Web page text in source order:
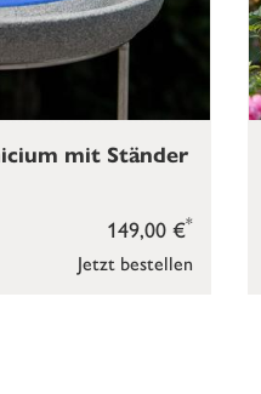
Jetzt bestellen
149,00 €*
mit Ständer